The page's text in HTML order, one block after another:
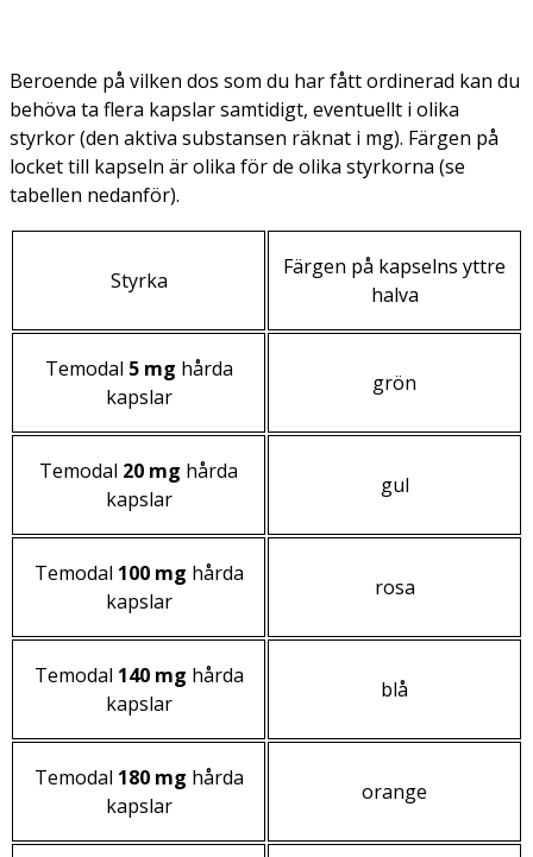
Beroende på vilken dos som du har fått ordinerad kan du
behöva ta flera kapslar samtidigt, eventuellt i olika
styrkor (den aktiva substansen räknat i mg). Färgen på
locket till kapseln är olika för de olika styrkorna (se
tabellen nedanför).
Styrka
Färgen på kapselns yttre
halva
Temodal 5 mg hårda
kapslar
grön
Temodal 20 mg hårda
kapslar
gul
Temodal 100 mg hårda
kapslar
rosa
Temodal 140 mg hårda
kapslar
blå
Temodal 180 mg hårda
kapslar
orange